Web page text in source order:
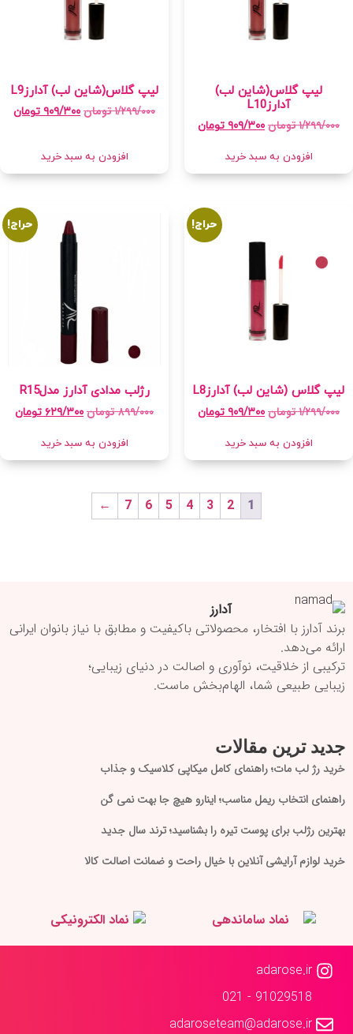
لیپ گلاس(شاین لب)
آدارزL10
۱/۲۹۹/۰۰۰تومان ۹۰۹/۳۰۰ تومان
افزودن به سبد خرید
لیپ گلاس(شاین لب) آدارزL9
۱/۲۹۹/۰۰۰تومان ۹۰۹/۳۰۰ تومان
افزودن به سبد خرید
حراج!
لیپ گلاس (شاین لب) آدارزL8
۱/۲۹۹/۰۰۰تومان ۹۰۹/۳۰۰ تومان
افزودن به سبد خرید
حراج!
رژلب مدادی آدارز مدلR15
۸۹۹/۰۰۰تومان ۶۲۹/۳۰۰ تومان
افزودن به سبد خرید
1
2
3
4
5
6
7
←
آدارز
برند آدارز با افتخار، محصولاتی باکیفیت و مطابق با نیاز بانوان ایرانی
ارائه می‌دهد.
ترکیبی از خلاقیت، نوآوری و اصالت در دنیای زیبایی؛
زیبایی طبیعی شما، الهام‌بخش ماست.
جدید ترین مقالات
خرید رژ لب مات؛ راهنمای کامل میکاپی کلاسیک و جذاب
راهنمای انتخاب ریمل مناسب؛ اینارو هیچ جا بهت نمی گن
بهترین رژلب برای پوست تیره را بشناسید؛ ترند سال جدید
خرید لوازم آرایشی آنلاین با خیال راحت و ضمانت اصالت کالا
adarose.ir
91029518 - 021
adaroseteam@adarose.ir